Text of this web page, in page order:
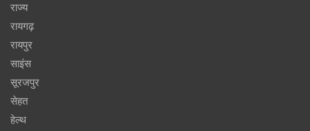
राज्य
रायगढ़
रायपुर
साइंस
सूरजपुर
सेहत
हेल्थ